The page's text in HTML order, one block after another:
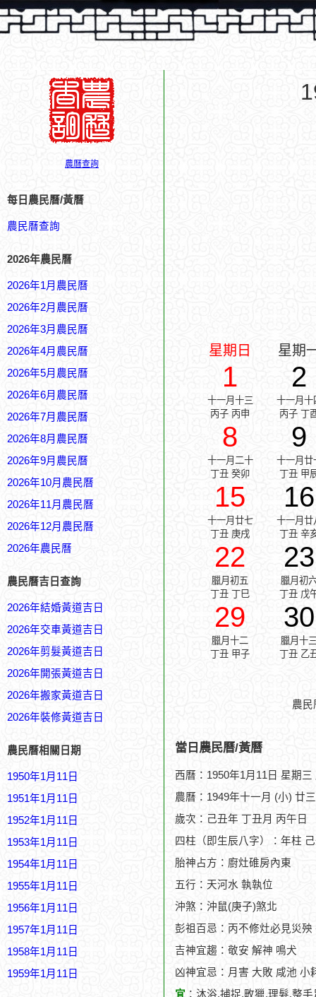
農曆查詢
每日農民曆/黃曆
農民曆查詢
2026年農民曆
2026年1月農民曆
2026年2月農民曆
2026年3月農民曆
2026年4月農民曆
2026年5月農民曆
2026年6月農民曆
2026年7月農民曆
2026年8月農民曆
2026年9月農民曆
2026年10月農民曆
2026年11月農民曆
2026年12月農民曆
2026年農民曆
農民曆吉日查詢
2026年結婚黃道吉日
2026年交車黃道吉日
2026年剪髮黃道吉日
2026年開張黃道吉日
2026年搬家黃道吉日
2026年裝修黃道吉日
農民曆相關日期
1950年1月11日
1951年1月11日
1952年1月11日
1953年1月11日
1954年1月11日
1955年1月11日
1956年1月11日
1957年1月11日
1958年1月11日
1959年1月11日
星期日 星期
1
十一月十三
丙子 丙申
2
十一月十
丙子 丁
8
十一月二十
丁丑 癸卯
9
十一月廿
丁丑 甲
15
十一月廿七
丁丑 庚戌
16
十一月廿
丁丑 辛
22
臘月初五
丁丑 丁巳
23
臘月初
丁丑 戊
29
臘月十二
丁丑 甲子
30
臘月十
丁丑 乙
農
當日農民曆/黃曆
西曆：1950年1月11日 星期三
農曆：1949年十一月 (小) 廿
歲次：己丑年 丁丑月 丙午日
四柱（即生辰八字）：年柱
胎神占方：廚灶碓房內東
五行：天河水 執執位
沖煞：沖鼠(庚子)煞北
彭祖百忌：丙不修灶必見災
吉神宜趨：敬安 解神 鳴犬
凶神宜忌：月害 大敗 咸池 小
宜 ：沐浴,捕捉,畋獵,理髮,整